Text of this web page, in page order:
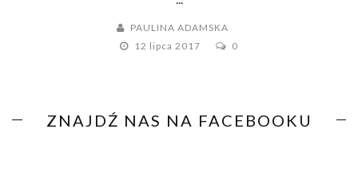
PAULINA ADAMSKA
12 lipca 2017
0
ZNAJDŹ NAS NA FACEBOOKU